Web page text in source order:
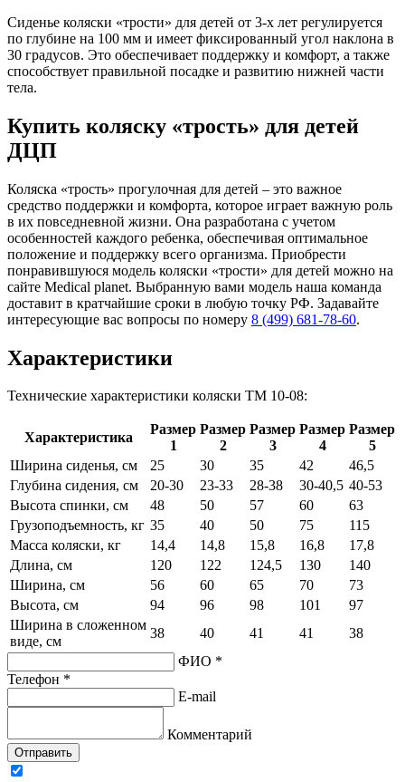
Сиденье коляски «трости» для детей от 3-х лет регулируется
по глубине на 100 мм и имеет фиксированный угол наклона в
30 градусов. Это обеспечивает поддержку и комфорт, а также
способствует правильной посадке и развитию нижней части
тела.
Купить коляску «трость» для детей
ДЦП
Коляска «трость» прогулочная для детей – это важное
средство поддержки и комфорта, которое играет важную роль
в их повседневной жизни. Она разработана с учетом
особенностей каждого ребенка, обеспечивая оптимальное
положение и поддержку всего организма. Приобрести
понравившуюся модель коляски «трости» для детей можно на
сайте Medical planet. Выбранную вами модель наша команда
доставит в кратчайшие сроки в любую точку РФ. Задавайте
интересующие вас вопросы по номеру 8 (499) 681-78-60.
Характеристики
Технические характеристики коляски TM 10-08:
Характеристика
Размер
1
Размер
2
Размер
3
Размер
4
Размер
5
Ширина сиденья, см
25 30 35 42
46,5
Глубина сидения, см
20-30 23-33 28-38 30-40,5 40-53
Высота спинки, см
48 50 57 60
63
Грузоподъемность, кг 35 40 50 75
115
Масса коляски, кг
14,4 14,8 15,8 16,8
17,8
Длина, см
120 122 124,5 130
140
Ширина, см
56 60 65 70
73
Высота, см
94 96 98 101
97
Ширина в сложенном
виде, см
38 40 41 41
38
ФИО *
Телефон *
E-mail
Комментарий
Отправить